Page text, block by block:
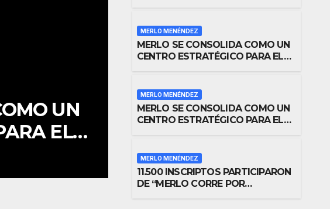
UN
EL
MERLO MENÉNDEZ
MERLO SE
DESARROLLO DE
30 ABRIL, 2026
MERLO MENÉNDEZ
MERLO SE CONSOLIDA COMO UN
CENTRO ESTRATÉGICO PARA EL
MERLO MENÉNDEZ
MERLO SE CONSOLIDA COMO UN
CENTRO ESTRATÉGICO PARA EL
MERLO MENÉNDEZ
11.500 INSCRIPTOS PARTICIPARON
DE “MERLO CORRE POR